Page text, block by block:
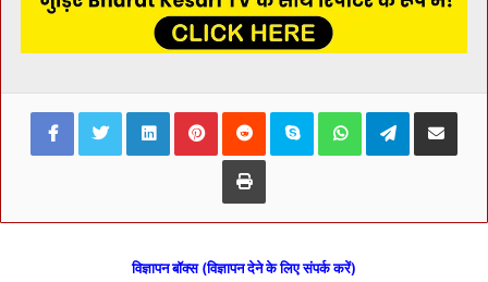
FacebookTwitterLinkedInPinterestReddit Skype WhatsAppTelegramShare via
Print
विज्ञापन बॉक्स (विज्ञापन देने के लिए संपर्क करें)